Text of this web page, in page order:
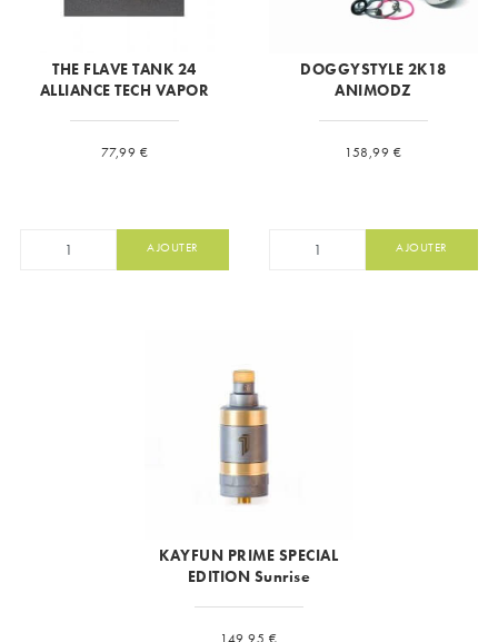
THE FLAVE TANK 24
ALLIANCE TECH VAPOR
Prix
77,99 €
AJOUTER
DOGGYSTYLE 2K18
ANIMODZ
Prix
158,99 €
AJOUTER
KAYFUN PRIME SPECIAL
EDITION Sunrise
Prix